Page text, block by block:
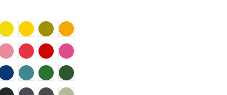
1015RAL 1021RAL 1023RAL 1027RAL 1028
3009RAL 3015RAL 3017RAL 3020RAL 4003
5015RAL 5017RAL 5018RAL 6001RAL 6002